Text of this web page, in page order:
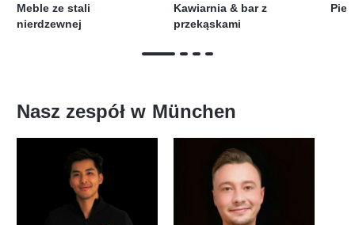
Meble ze stali
nierdzewnej
Kawiarnia & bar z
przekąskami
Nasz zespół w München